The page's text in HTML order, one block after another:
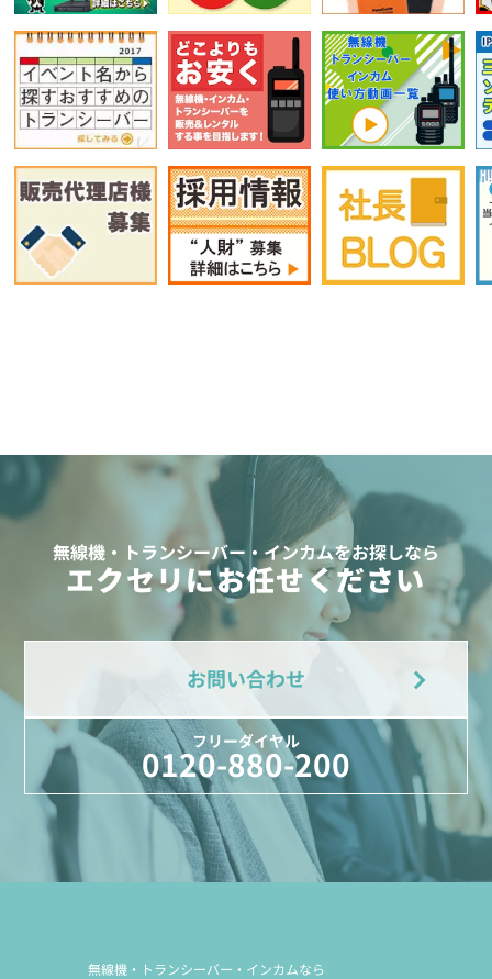
無線機・トランシーバー・インカムをお探しなら
エクセリにお任せください
お問い合わせ
フリーダイヤル
0120-880-200
無線機・トランシーバー・インカムなら